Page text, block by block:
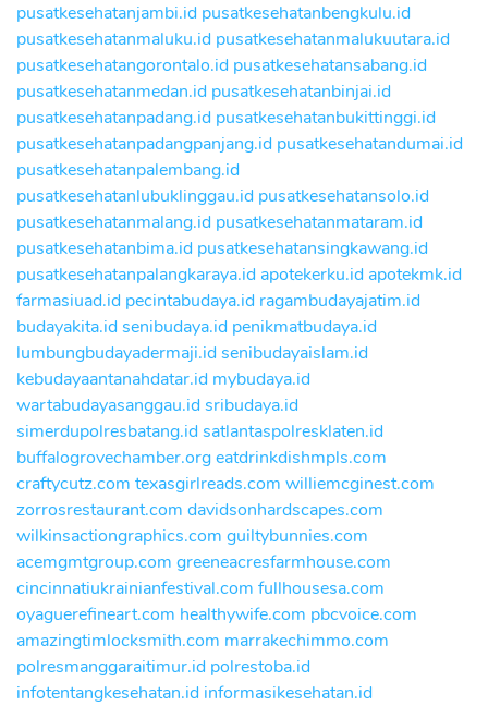
pusatkesehatanjambi.id pusatkesehatanbengkulu.id
pusatkesehatanmaluku.id pusatkesehatanmalukuutara.id
pusatkesehatangorontalo.id pusatkesehatansabang.id
pusatkesehatanmedan.id pusatkesehatanbinjai.id
pusatkesehatanpadang.id pusatkesehatanbukittinggi.id
pusatkesehatanpadangpanjang.id pusatkesehatandumai.id
pusatkesehatanpalembang.id
pusatkesehatanlubuklinggau.id pusatkesehatansolo.id
pusatkesehatanmalang.id pusatkesehatanmataram.id
pusatkesehatanbima.id pusatkesehatansingkawang.id
pusatkesehatanpalangkaraya.id apotekerku.id apotekmk.id
farmasiuad.id pecintabudaya.id ragambudayajatim.id
budayakita.idsenibudaya.id penikmatbudaya.id
lumbungbudayadermaji.idsenibudayaislam.id
kebudayaantanahdatar.id mybudaya.id
wartabudayasanggau.idsribudaya.id
simerdupolresbatang.idsatlantaspolresklaten.id
buffalogrovechamber.orgeatdrinkdishmpls.com
craftycutz.com texasgirlreads.com williemcginest.com
zorrosrestaurant.com davidsonhardscapes.com
wilkinsactiongraphics.com guiltybunnies.com
acemgmtgroup.com greeneacresfarmhouse.com
cincinnatiukrainianfestival.com fullhousesa.com
oyaguerefineart.com healthywife.com pbcvoice.com
amazingtimlocksmith.com marrakechimmo.com
polresmanggaraitimur.id polrestoba.id
infotentangkesehatan.id informasikesehatan.id